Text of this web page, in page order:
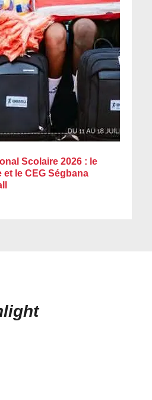
Scolaire 2026 : le
le CEG Ségbana